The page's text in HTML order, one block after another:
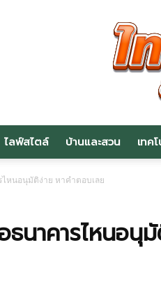
ไลฟ์สไตล์ บ้านและสวน เทค
ไหนอนุมัติง่าย หาคำตอบเลย
ธนาคารไหนอนุ